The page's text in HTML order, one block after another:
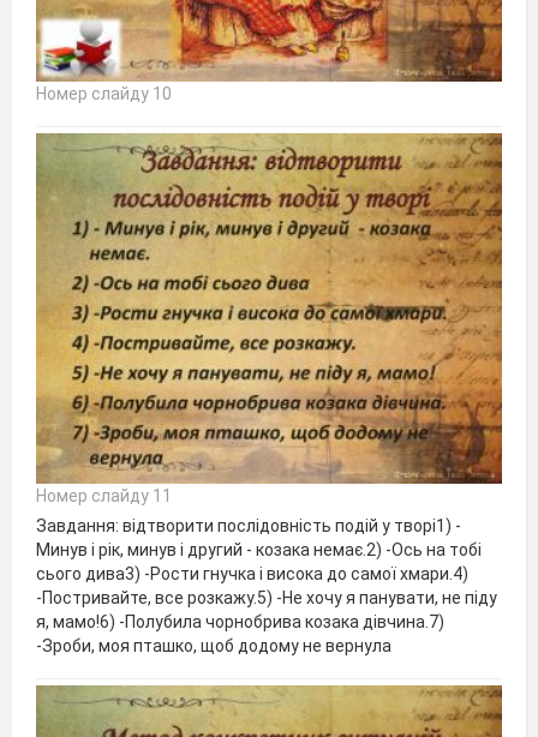
Номер слайду 10
Номер слайду 11
Завдання: відтворити послідовність подій у творі1) -
Минув і рік, минув і другий - козака немає.2) -Ось на тобі
сього дива3) -Рости гнучка і висока до самої хмари.4)
-Постривайте, все розкажу.5) -Не хочу я панувати, не піду
я, мамо!6) -Полубила чорнобрива козака дівчина.7)
-Зроби, моя пташко, щоб додому не вернула